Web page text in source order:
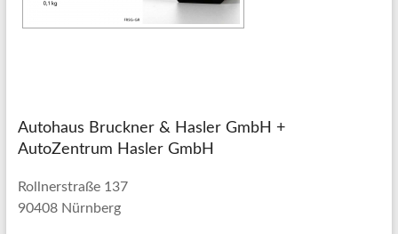
Autohaus Bruckner & Hasler GmbH +
AutoZentrum Hasler GmbH
Rollnerstraße 137
90408 Nürnberg